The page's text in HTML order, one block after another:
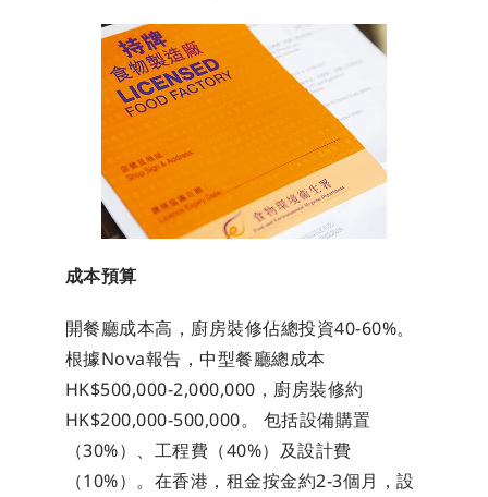
成本預算
開餐廳成本高，廚房裝修佔總投資40-60%。
根據Nova報告，中型餐廳總成本
HK$500,000-2,000,000，廚房裝修約
HK$200,000-500,000。 包括設備購置
（30%）、工程費（40%）及設計費
（10%）。在香港，租金按金約2-3個月，設